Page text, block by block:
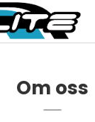
Om oss